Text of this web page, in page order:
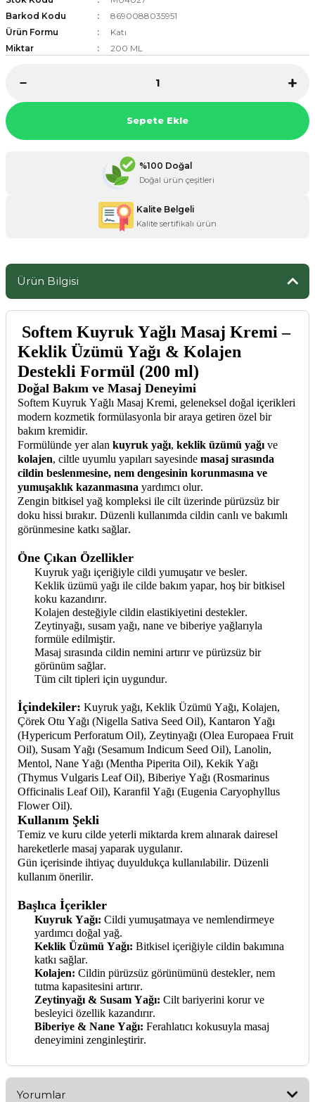
Barkod Kodu
8690088035951
Ürün Formu
Katı
Miktar
200 ML
Sepete Ekle
%100 Doğal
Doğal ürün çeşitleri
Kalite Belgeli
Kalite sertifikalı ürün
Ürün Bilgisi
Softem Kuyruk Yağlı Masaj Kremi –
Keklik Üzümü Yağı & Kolajen
Destekli Formül (200 ml)
Doğal Bakım ve Masaj Deneyimi
Softem Kuyruk Yağlı Masaj Kremi, geleneksel doğal içerikleri
modern kozmetik formülasyonla bir araya getiren özel bir
bakım kremidir.
Formülünde yer alan kuyruk yağı, keklik üzümü yağı ve
kolajen, ciltle uyumlu yapıları sayesinde masaj sırasında
cildin beslenmesine, nem dengesinin korunmasına ve
yumuşaklık kazanmasına yardımcı olur.
Zengin bitkisel yağ kompleksi ile cilt üzerinde pürüzsüz bir
doku hissi bırakır. Düzenli kullanımda cildin canlı ve bakımlı
görünmesine katkı sağlar.
Öne Çıkan Özellikler
Kuyruk yağı içeriğiyle cildi yumuşatır ve besler.
Keklik üzümü yağı ile cilde bakım yapar, hoş bir bitkisel
koku kazandırır.
Kolajen desteğiyle cildin elastikiyetini destekler.
Zeytinyağı, susam yağı, nane ve biberiye yağlarıyla
formüle edilmiştir.
Masaj sırasında cildin nemini artırır ve pürüzsüz bir
görünüm sağlar.
Tüm cilt tipleri için uygundur.
İçindekiler: Kuyruk yağı, Keklik Üzümü Yağı, Kolajen,
Çörek Otu Yağı (Nigella Sativa Seed Oil), Kantaron Yağı
(Hypericum Perforatum Oil), Zeytinyağı (Olea Europaea Fruit
Oil), Susam Yağı (Sesamum Indicum Seed Oil), Lanolin,
Mentol, Nane Yağı (Mentha Piperita Oil), Kekik Yağı
(Thymus Vulgaris Leaf Oil), Biberiye Yağı (Rosmarinus
Officinalis Leaf Oil), Karanfil Yağı (Eugenia Caryophyllus
Flower Oil).
Kullanım Şekli
Temiz ve kuru cilde yeterli miktarda krem alınarak dairesel
hareketlerle masaj yaparak uygulanır.
Gün içerisinde ihtiyaç duyuldukça kullanılabilir. Düzenli
kullanım önerilir.
Başlıca İçerikler
Kuyruk Yağı: Cildi yumuşatmaya ve nemlendirmeye
yardımcı doğal yağ.
Keklik Üzümü Yağı: Bitkisel içeriğiyle cildin bakımına
katkı sağlar.
Kolajen: Cildin pürüzsüz görünümünü destekler, nem
tutma kapasitesini artırır.
Zeytinyağı & Susam Yağı: Cilt bariyerini korur ve
besleyici özellik kazandırır.
Biberiye & Nane Yağı: Ferahlatıcı kokusuyla masaj
deneyimini zenginleştirir.
Yorumlar